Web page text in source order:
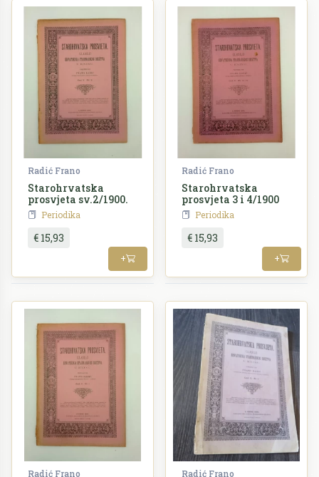
Radić Frano
Starohrvatska
prosvjeta sv.2/1900.
Periodika
€ 15,93
+
Radić Frano
Starohrvatska
prosvjeta 3 i 4/1900
Periodika
€ 15,93
+
Radić Frano Radić Frano